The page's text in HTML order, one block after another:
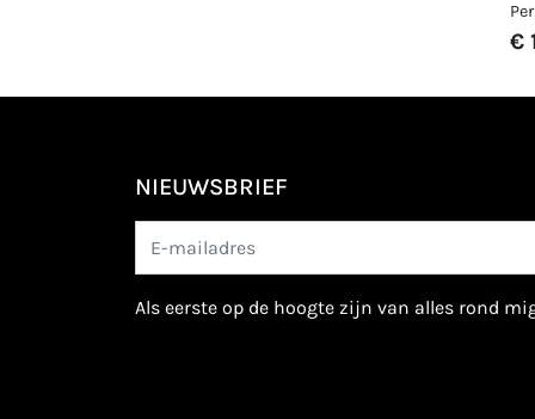
€
NIEUWSBRIEF
als eerste op de hoogte zijn van alles rond